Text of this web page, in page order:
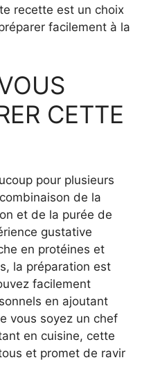
recette est un choix
facilement à la
CETTE
pour plusieurs
de la
et de la purée de
gustative
en protéines et
la préparation est
facilement
en ajoutant
vous soyez un chef
en cuisine, cette
et promet de ravir